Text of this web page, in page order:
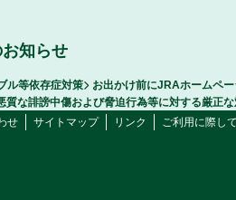
知らせ
ル等依存症対策
お出かけ前にJRAホームペ
質な誹謗中傷および脅迫行為等に対する厳正
せ
サイトマップ リンク ご利用に際し